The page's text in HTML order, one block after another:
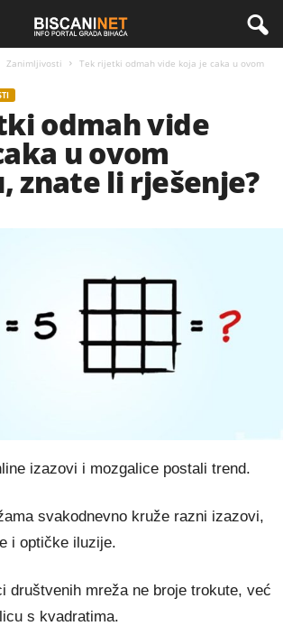
Zanimljivosti
Tek rijetki odmah vide koja je caka u ovom
odmah vide
u ovom
znate li rješenje?
izazovi i mozgalice postali trend.
svakodnevno kruže razni izazovi,
i optičke iluzije.
društvenih mreža ne broje trokute, već
s kvadratima.